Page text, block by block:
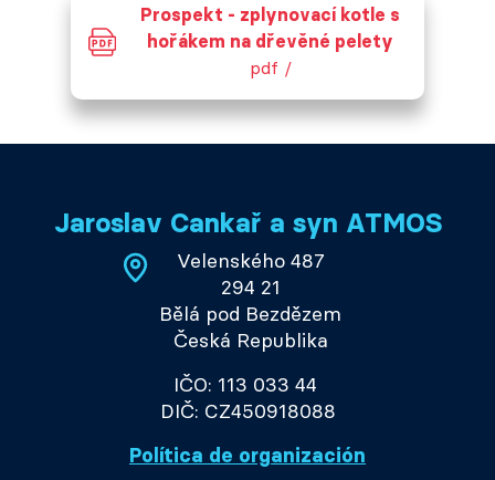
Prospekt - zplynovací kotle s
hořákem na dřevěné pelety
pdf /
Jaroslav Cankař a syn ATMOS
Velenského 487
294 21
Bělá pod Bezdězem
Česká Republika
IČO: 113 033 44
DIČ: CZ450918088
Política de organización